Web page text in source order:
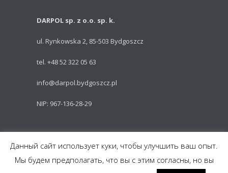
DARPOL sp. z o.o. sp. k.
ul. Rynkowska 2, 85-503 Bydgoszcz
tel. +48 52 322 05 63
info@darpol.bydgoszcz.pl
NIP: 967-136-28-29
Powered by: Talem Technologies
Części do pojazdów szynowych
Данный сайт использует куки, чтобы улучшить ваш опыт.
Мы будем предполагать, что вы с этим согласны, но вы